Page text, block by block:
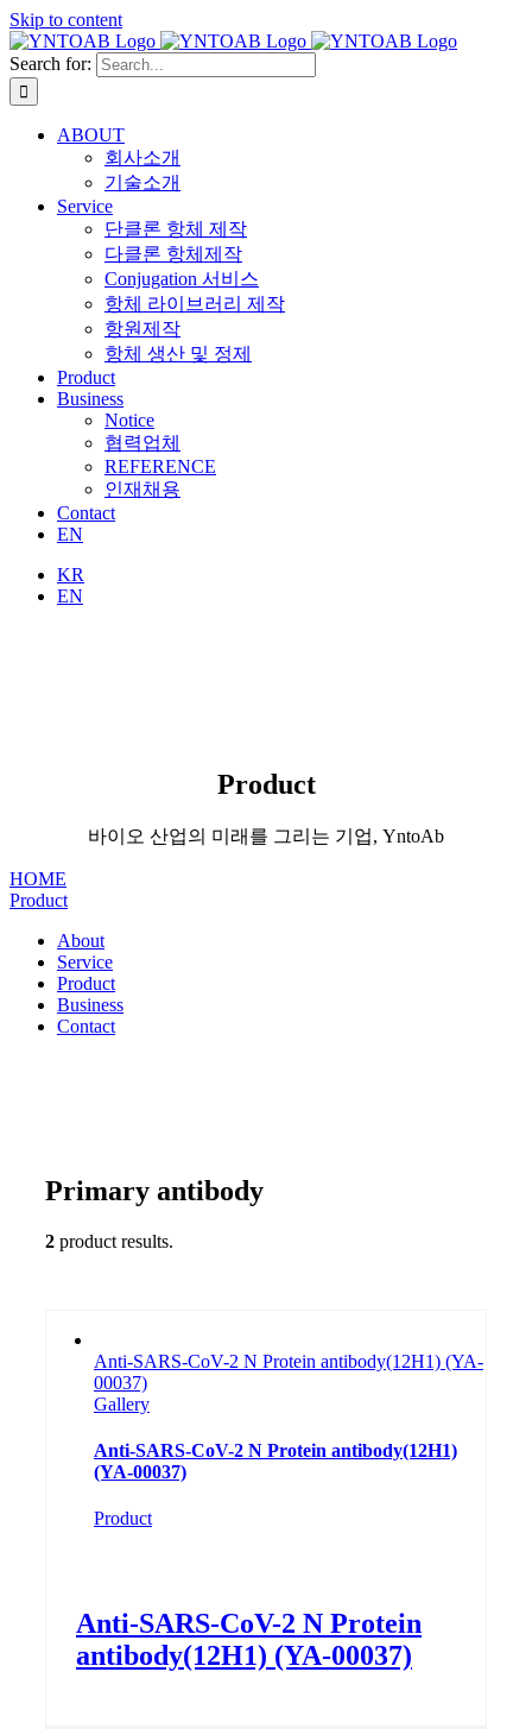
Skip to content
Search for:
ABOUT
회사소개
기술소개
Service
단클론 항체 제작
다클론 항체제작
Conjugation 서비스
항체 라이브러리 제작
항원제작
항체 생산 및 정제
Product
Business
Notice
협력업체
REFERENCE
인재채용
Contact
EN
KR
EN
Product
바이오 산업의 미래를 그리는 기업, YntoAb
HOME
Product
About
Service
Product
Business
Contact
Primary antibody
2 product results.
Anti-SARS-CoV-2 N Protein antibody(12H1) (YA-
00037)
Gallery
Anti-SARS-CoV-2 N Protein antibody(12H1)
(YA-00037)
Product
Anti-SARS-CoV-2 N Protein
antibody(12H1) (YA-00037)